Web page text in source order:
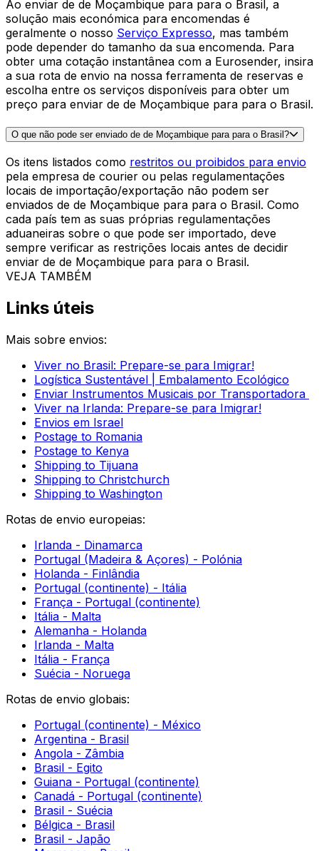
O preço paraenviar uma malade de Moçambique para
para o Brasil dependerá das dimensões da sua
bagagem.Graças ao nosso algoritmo, demora apenas
alguns segundos para saber o custo de enviar uma mala
de de Moçambique para para o Brasil. Obtenha o preço
na nossa ferramenta de reservas e complete a
encomenda em menos de 5 minutos!
Qual é a forma mais económica de enviar uma encomenda de de
Moçambique para para o Brasil?
Ao enviar de de Moçambique para para o Brasil, a
solução mais económica para encomendas é
geralmente o nossoServiço Expresso, mas também
pode depender do tamanho da sua encomenda. Para
obter uma cotação instantânea com a Eurosender, insira
a sua rota de envio na nossa ferramenta de reservas e
escolha entre os serviços disponíveis para obter um
preço para enviar de de Moçambique para para o Brasil.
O que não pode ser enviado de de Moçambique para para o Brasil?
pela empresa de courier ou pelas regulamentações
locais de importação/exportação não podem ser
enviados de de Moçambique para para o Brasil. Como
cada país tem as suas próprias regulamentações
aduaneiras sobre o que pode ser importado, deve
sempre verificar as restrições locais antes de decidir
enviar de de Moçambique para para o Brasil.
VEJA TAMBÉM
Links úteis
Logística Sustentável | Embalamento Ecológico
Enviar Instrumentos Musicais por Transportadora
Viver na Irlanda: Prepare-se para Imigrar!
Envios em Israel
Postage to Romania
Postage to Kenya
Shipping to Tijuana
Shipping to Christchurch
Shipping to Washington
Portugal (Madeira & Açores) - Polónia
Holanda - Finlândia
Portugal (continente) - Itália
França - Portugal (continente)
Itália - Malta
Alemanha - Holanda
Irlanda - Malta
Itália - França
Suécia - Noruega